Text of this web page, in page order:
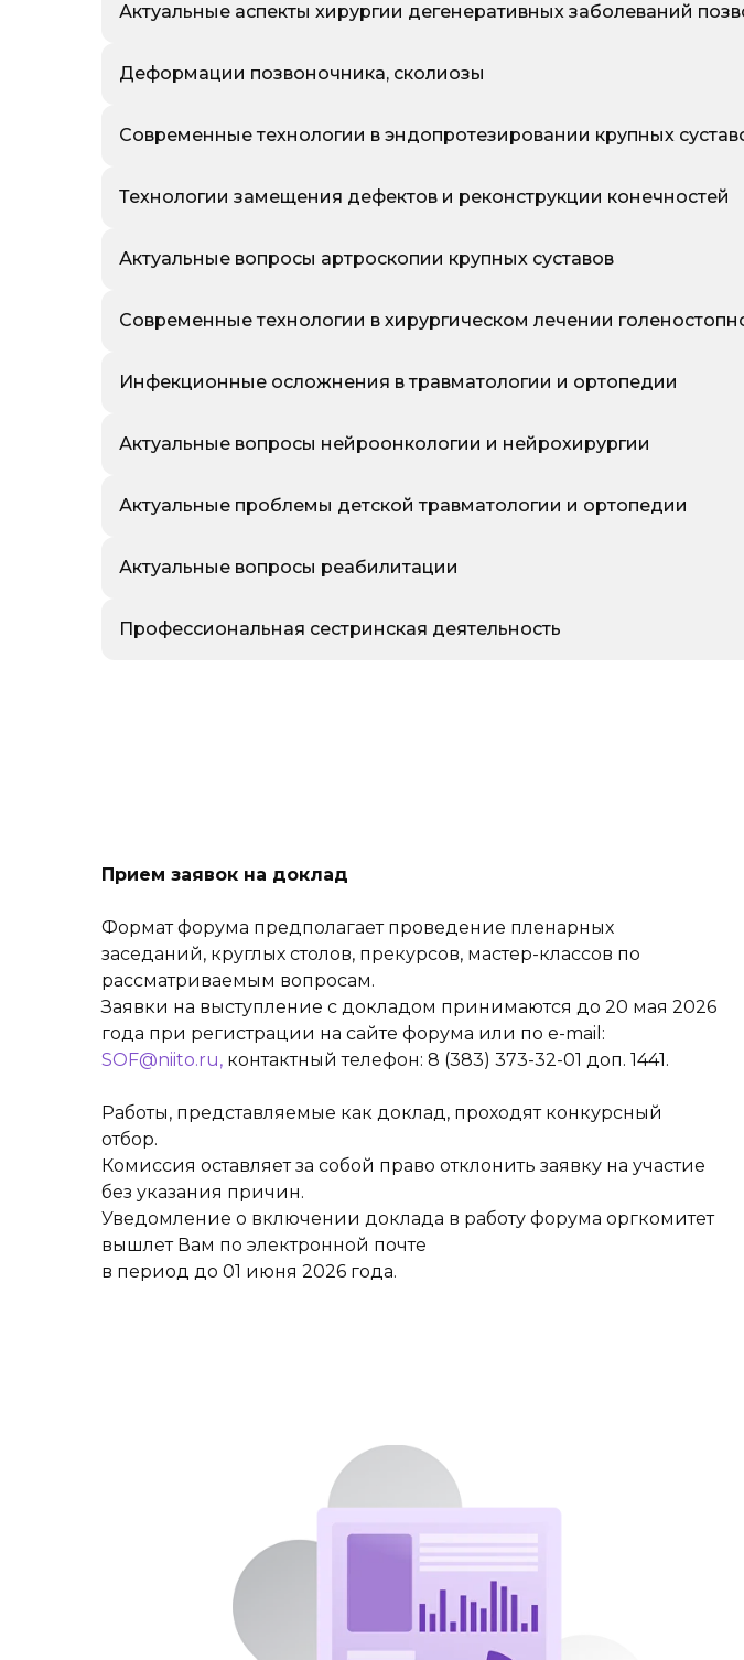
Актуальные аспекты хирургии дегенеративных заболеваний
Деформации позвоночника, сколиозы
Современные технологии в эндопротезировании крупных
Технологии замещения дефектов и реконструкции конечностей
Актуальные вопросы артроскопии крупных суставов
Современные технологии в хирургическом лечении
Инфекционные осложнения в травматологии и ортопедии
Актуальные вопросы нейроонкологии и нейрохирургии
Актуальные проблемы детской травматологии и ортопедии
Актуальные вопросы реабилитации
Профессиональная сестринская деятельность
Прием заявок на доклад
Формат форума предполагает проведение пленарных
заседаний, круглых столов, прекурсов, мастер-классов по
рассматриваемым вопросам.
Заявки на выступление с докладом принимаются до 20 мая 2026
года при регистрации на сайте форума или по e-mail:
SOF@niito.ru, контактный телефон: 8 (383) 373-32-01 доп. 1441.
Работы, представляемые как доклад, проходят конкурсный
отбор.
Комиссия оставляет за собой право отклонить заявку на участие
без указания причин.
Уведомление о включении доклада в работу форума оргкомитет
вышлет Вам по электронной почте
в период до 01 июня 2026 года.